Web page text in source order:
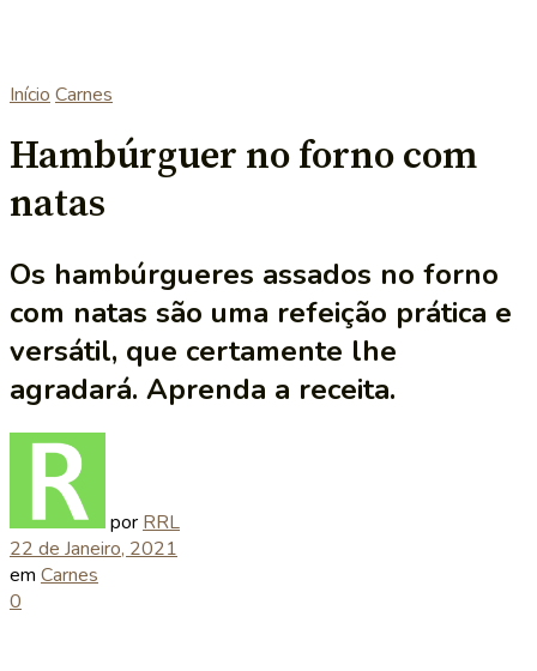
Início Carnes
Hambúrguer no forno com
natas
Os hambúrgueres assados no forno
com natas são uma refeição prática e
versátil, que certamente lhe
agradará. Aprenda a receita.
por RRL
22 de Janeiro, 2021
em Carnes
0